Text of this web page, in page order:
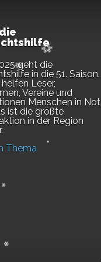
geht die
in die 51. Saison.
Leser,
Vereine und
Menschen in Not
ist die größte
in der Region
Thema